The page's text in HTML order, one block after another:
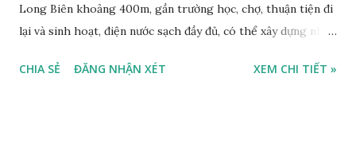
Long Biên khoảng 400m, gần trường học, chợ, thuận tiện đi
lại và sinh hoạt, điện nước sạch đầy đủ, có thể xây dựng nhà
đi lại và sinh hoạt, đất thổ cư, hướng Đông Nam, diện tích
CHIA SẺ ĐĂNG NHẬN XÉT XEM CHI TIẾT »